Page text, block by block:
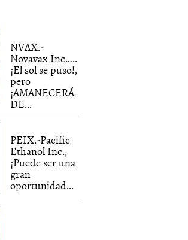
NVAX.-
Novavax Inc…..
¡El sol se puso!,
pero
¡AMANECERÁ
DE...
PEIX.-Pacific
Ethanol Inc.,
¡Puede ser una
gran
oportunidad...